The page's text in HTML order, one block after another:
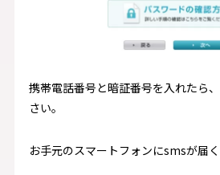
携帯電話番号と暗証番号を入れたら
さい。
お手元のスマートフォンにsmsが届く